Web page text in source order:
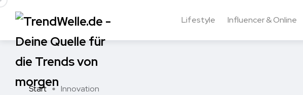
Lifestyle Influencer & Online
Start Innovation